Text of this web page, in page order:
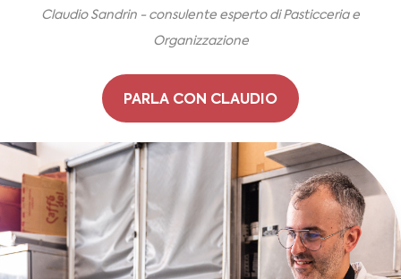
Claudio Sandrin - consulente esperto di Pasticceria e
Organizzazione
PARLA CON CLAUDIO